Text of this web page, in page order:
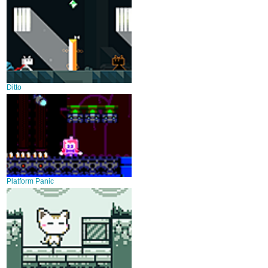
Ditto
Platform Panic